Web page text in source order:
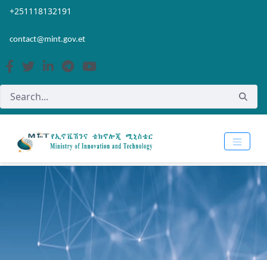
Skip to Main Content
Open Accessibility Menu
+251118132191
contact@mint.gov.et